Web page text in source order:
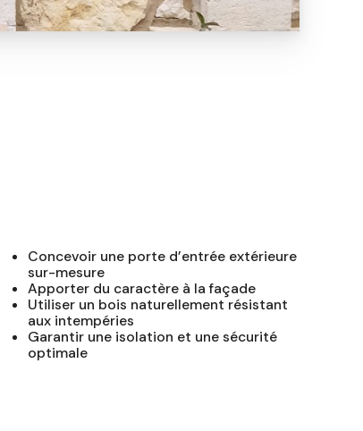
Concevoir une porte d’entrée extérieure
sur-mesure
Apporter du caractère à la façade
Utiliser un bois naturellement résistant
aux intempéries
Garantir une isolation et une sécurité
optimale